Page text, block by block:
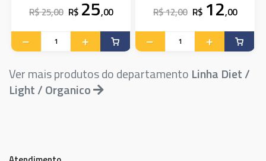
R$ 25,00 R$ 25,00 R$ 12,00 R$ 12,00
Ver mais produtos do departamento Linha Diet /
Light / Organico